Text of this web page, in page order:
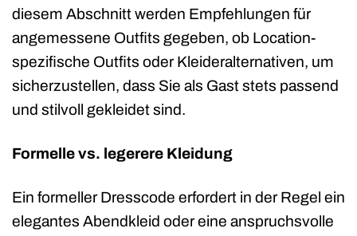
diesem Abschnitt werden Empfehlungen für
angemessene Outfits gegeben, ob Location-
spezifische Outfits oder Kleideralternativen, um
sicherzustellen, dass Sie als Gast stets passend
und stilvoll gekleidet sind.
Formelle vs. legerere Kleidung
Ein formeller Dresscode erfordert in der Regel ein
elegantes Abendkleid oder eine anspruchsvolle